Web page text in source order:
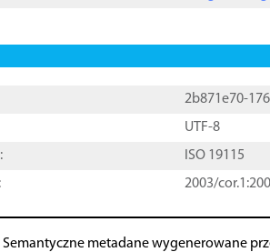
2b871e70-
UTF-8
ISO 19115
2003/
Semantyczne metadane wygenerowane